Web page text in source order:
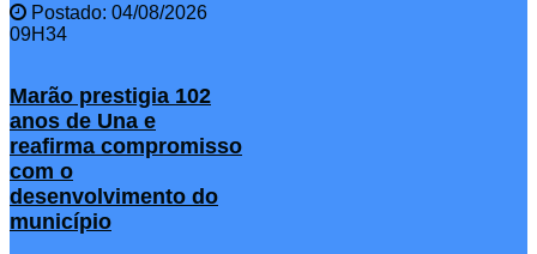
Postado: 04/08/2026
09H34
Marão prestigia 102
anos de Una e
reafirma compromisso
com o
desenvolvimento do
município